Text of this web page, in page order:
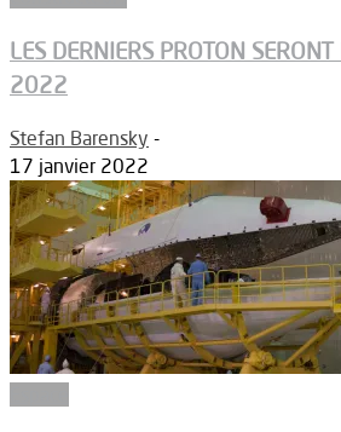
LES DERNIERS PROTON
2022
Stefan Barensky -
17 janvier 2022